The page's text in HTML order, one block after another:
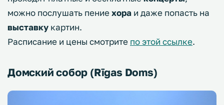
можно послушать пение хора и даже попасть на
выставку картин.
Расписание и цены смотрите по этой ссылке.
Домский собор (Rīgas Doms)